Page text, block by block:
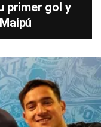
primer gol y